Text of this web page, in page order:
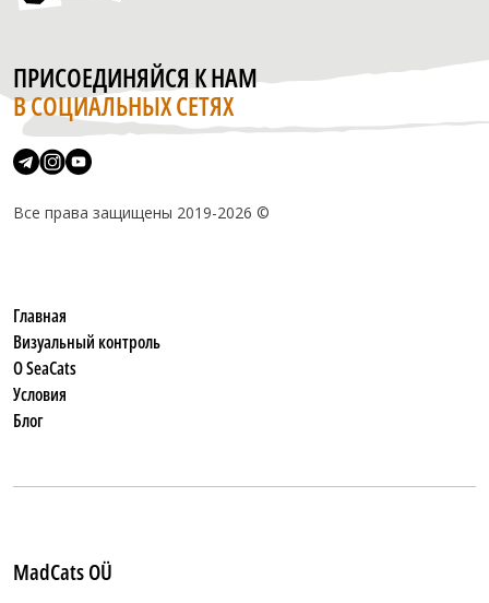
ПРИСОЕДИНЯЙСЯ К НАМ
В СОЦИАЛЬНЫХ СЕТЯХ
Все права защищены 2019-2026 ©
MadCats OÜ
Главная
Визуальный контроль
О SeaCats
Условия
Блог